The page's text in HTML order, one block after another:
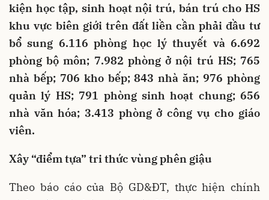
kiện học tập, sinh hoạt nội trú, bán trú cho HS
khu vực biên giới trên đất liền cần phải đầu tư
bổ sung 6.116 phòng học lý thuyết và 6.692
phòng bộ môn; 7.982 phòng ở nội trú HS; 765
nhà bếp; 706 kho bếp; 843 nhà ăn; 976 phòng
quản lý HS; 791 phòng sinh hoạt chung; 656
nhà văn hóa; 3.413 phòng ở công vụ cho giáo
viên.
Xây “điểm tựa” tri thức vùng phên giậu
Theo báo cáo của Bộ GD&ĐT, thực hiện chính